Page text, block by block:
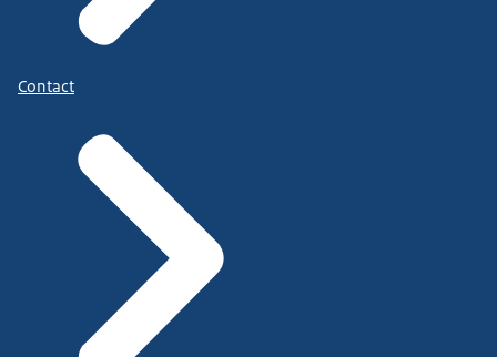
Contact